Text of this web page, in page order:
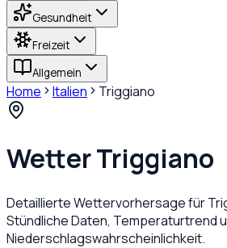
Gesundheit
Freizeit
Allgemein
Home Italien Triggiano
WetterTriggiano
Detaillierte Wettervorhersage für
Stündliche Daten, Temperaturtrend
Niederschlagswahrscheinlichkeit.